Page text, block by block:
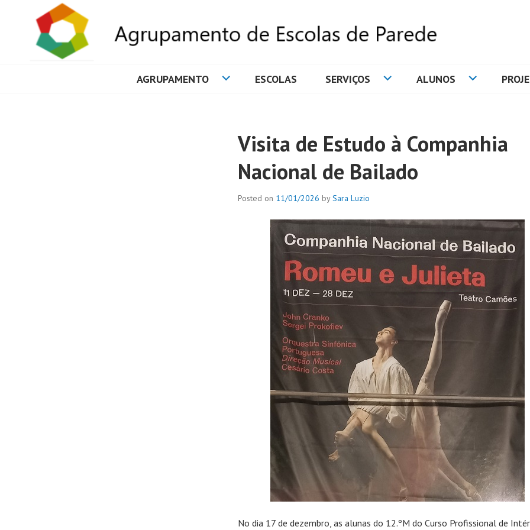
AGRUPAMENTO ESCOLAS SERVIÇOS ALUNOS
Visita de Estudo à Companhia
Nacional de Bailado
Posted on 11/01/2026 bySara Luzio
No dia 17 de dezembro, as alunas do 12.ºM do Curso Profissional de